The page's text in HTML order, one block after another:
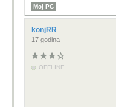
Moj PC
konjRR
17 godina
OFFLINE